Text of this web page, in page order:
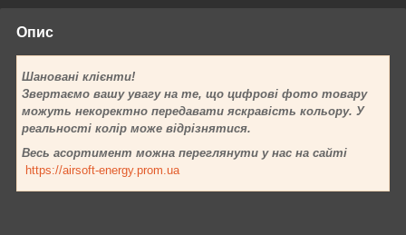
Опис
Шановані клієнти!
Звертаємо вашу увагу на те, що цифрові фото товару
можуть некоректно передавати яскравість кольору. У
реальності колір може відрізнятися.
Весь асортимент можна переглянути у нас на сайті
https://airsoft-energy.prom.ua